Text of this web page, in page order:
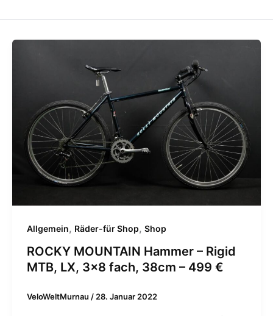
Allgemein, Räder-für Shop, Shop
ROCKY MOUNTAIN Hammer – Rigid
MTB, LX, 3×8 fach, 38cm – 499 €
VeloWeltMurnau /28. Januar 2022